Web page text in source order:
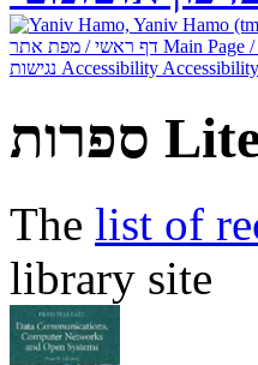
Main Page
Accessibility Accessibility
ספרות
The list of
library site